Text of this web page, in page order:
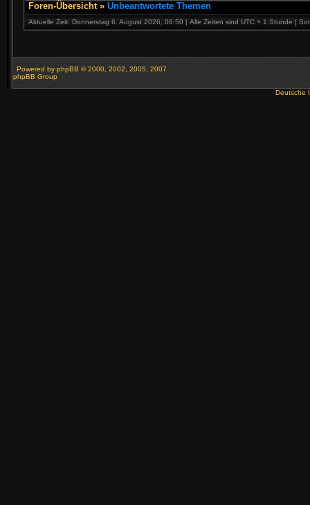
Foren-Übersicht» Unbeantwortete Themen
Aktuelle Zeit: Donnerstag 6. August 2026, 06:50 | Alle Zeiten sind UTC + 1 Stunde [
Powered by phpBB © 2000, 2002, 2005, 2007
phpBB Group
Deutsche